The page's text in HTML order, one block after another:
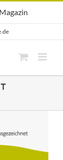
Opti.Mag
Magazin